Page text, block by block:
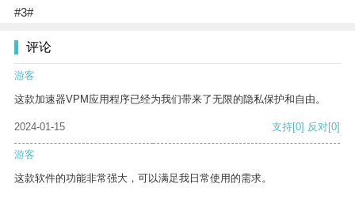
#3#
评论
游客
这款加速器VPM应用程序已经为我们带来了无限的隐私保护和自由。
2024-01-15 支持[0] 反对[0]
游客
这款软件的功能非常强大，可以满足我日常使用的需求。